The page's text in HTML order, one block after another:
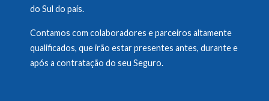
do Sul do país.
Contamos com colaboradores e parceiros altamente
qualificados, que irão estar presentes antes, durante e
após a contratação do seu Seguro.